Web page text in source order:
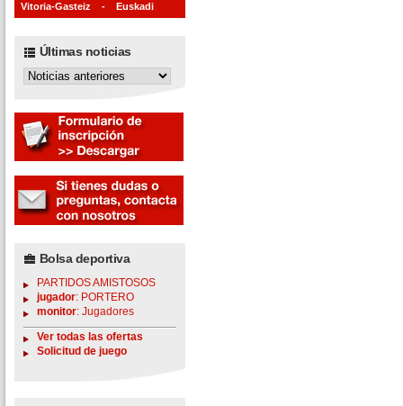
Vitoria-Gasteiz - Euskadi
Últimas noticias
Bolsa deportiva
PARTIDOS AMISTOSOS
jugador: PORTERO
monitor: Jugadores
Ver todas las ofertas
Solicitud de juego